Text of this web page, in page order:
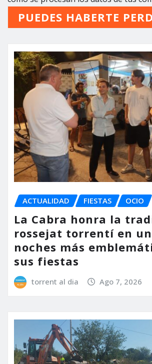
PUEDES HABERTE
ACTUALIDAD FIESTAS OCIO
La Cabra honra la
rossejat torrentí en
noches más
sus fiestas
torrent al dia Ago 7, 2026